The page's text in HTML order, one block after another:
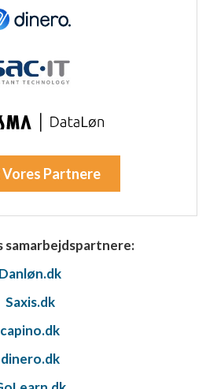
Vores Partnere
samarbejdspartnere:
Danløn.dk
Saxis.dk
capino.dk
dinero.dk